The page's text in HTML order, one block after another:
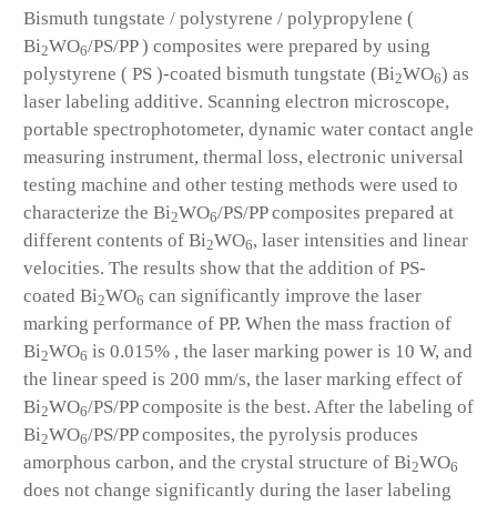
Bismuth tungstate / polystyrene / polypropylene (
Bi2WO6/PS/PP ) composites were prepared by using
polystyrene ( PS )-coated bismuth tungstate (Bi2WO6) as
laser labeling additive. Scanning electron microscope,
portable spectrophotometer, dynamic water contact angle
measuring instrument, thermal loss, electronic universal
testing machine and other testing methods were used to
characterize the Bi2WO6/PS/PP composites prepared at
different contents of Bi2WO6, laser intensities and linear
velocities. The results show that the addition of PS-
coated Bi2WO6 can significantly improve the laser
marking performance of PP. When the mass fraction of
Bi2WO6 is 0.015% , the laser marking power is 10 W, and
the linear speed is 200 mm/s, the laser marking effect of
Bi2WO6/PS/PP composite is the best. After the labeling of
Bi2WO6/PS/PP composites, the pyrolysis produces
amorphous carbon, and the crystal structure of Bi2WO6
does not change significantly during the laser labeling